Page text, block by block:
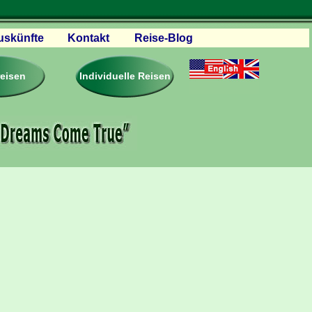
– Reviews
Firmen & Links
Kontakt Reise-Blog
Individuelle Reisen